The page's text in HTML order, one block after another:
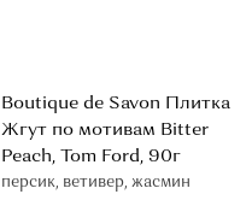
Boutique de Savon Плитка
Жгут по мотивам Bitter
Peach, Tom Ford, 90г
персик, ветивер, жасмин